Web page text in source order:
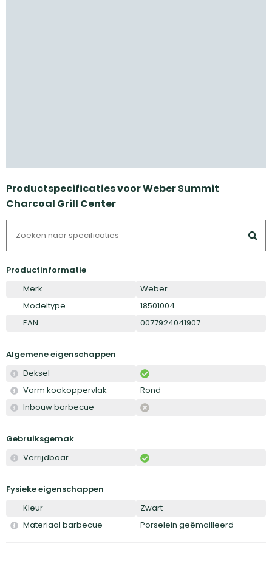
Productspecificaties voor Weber Summit
Charcoal Grill Center
Productinformatie
Merk
Weber
Modeltype
18501004
EAN
0077924041907
Algemene eigenschappen
Deksel
Vorm kookoppervlak
Rond
Inbouw barbecue
Gebruiksgemak
Verrijdbaar
Fysieke eigenschappen
Kleur
Zwart
Materiaal barbecue
Porselein geëmailleerd